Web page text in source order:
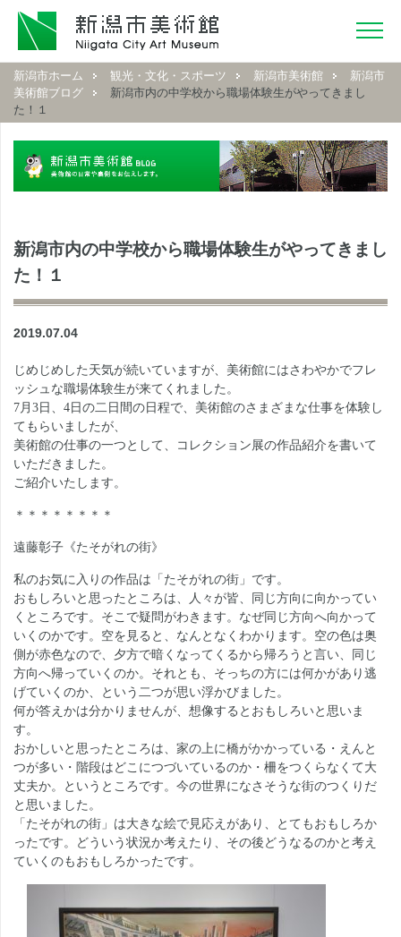
新潟市ホーム 観光・文化・スポーツ 新潟市美術館
新潟市
美術館ブログ
新潟市内の中学校から職場体験生がやってきまし
た！１
新潟市内の中学校から職場体験生がやってきまし
た！１
2019.07.04
じめじめした天気が続いていますが、美術館にはさわやかでフレ
ッシュな職場体験生が来てくれました。
7 月 3日、 4日の二日間の日程で、美術館のさまざまな仕事を体験し
てもらいましたが、
美術館の仕事の一つとして、コレクション展の作品紹介を書いて
いただきました。
ご紹介いたします。
＊＊＊＊＊＊＊＊
遠藤彰子《たそがれの街》
私のお気に入りの作品は「たそがれの街」です。
おもしろいと思ったところは、人々が皆、同じ方向に向かってい
くところです。そこで疑問がわきます。なぜ同じ方向へ向かって
いくのかです。空を見ると、なんとなくわかります。空の色は奥
側が赤色なので、夕方で暗くなってくるから帰ろうと言い、同じ
方向へ帰っていくのか。それとも、そっちの方には何かがあり逃
げていくのか、という二つが思い浮かびました。
何が答えかは分かりませんが、想像するとおもしろいと思いま
す。
おかしいと思ったところは、家の上に橋がかかっている・えんと
つが多い・階段はどこにつづいているのか・柵をつくらなくて大
丈夫か。というところです。今の世界になさそうな街のつくりだ
と思いました。
「たそがれの街」は大きな絵で見応えがあり、とてもおもしろか
ったです。どういう状況か考えたり、その後どうなるのかと考え
ていくのもおもしろかったです。